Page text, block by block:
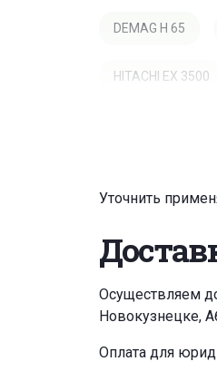
DEMAG H 65
HITACHI EX 3500
Уточнить
Осуществляем
Новокузнецке,
Оплата для